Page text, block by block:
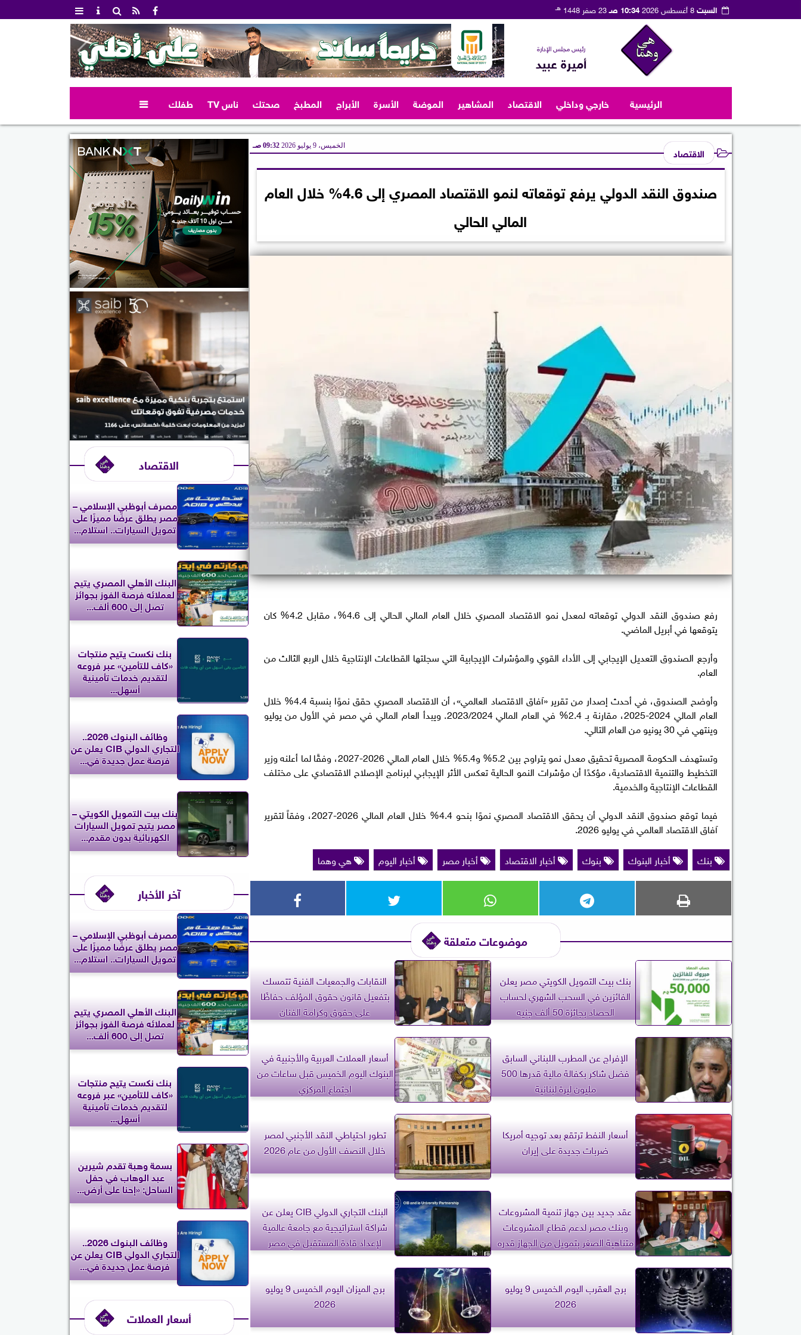
السبت8 أغسطس 2026 10:34 صـ 23 صفر 1448 هـ
رئيس مجلس الإدارة
أميرة عبيد
الرئيسية خارجي وداخلي الاقتصاد المشاهير الموضة الأسرة الأبراج المطبخ صحتك ناس TV طفلك 
الاقتصاد الخميس، 9 يوليو 2026 09:32 صـ
صندوق النقد الدولي يرفع توقعاته لنمو الاقتصاد المصري إلى 4.6% خلال العام
المالي الحالي
رفع صندوق النقد الدولي توقعاته لمعدل نمو الاقتصاد المصري خلال العام المالي الحالي إلى 4.6%، مقابل 4.2% كان
يتوقعها في أبريل الماضي.
وأرجع الصندوق التعديل الإيجابي إلى الأداء القوي والمؤشرات الإيجابية التي سجلتها القطاعات الإنتاجية خلال الربع الثالث من
العام.
وأوضح الصندوق، في أحدث إصدار من تقرير «آفاق الاقتصاد العالمي»، أن الاقتصاد المصري حقق نموًا بنسبة 4.4% خلال
العام المالي 2024-2025، مقارنة بـ 2.4% في العام المالي 2023/2024. ويبدأ العام المالي في مصر في الأول من يوليو
وينتهي في 30 يونيو من العام التالي.
وتستهدف الحكومة المصرية تحقيق معدل نمو يتراوح بين 5.2% و5.4% خلال العام المالي 2026-2027، وفقًا لما أعلنه وزير
التخطيط والتنمية الاقتصادية، مؤكدًا أن مؤشرات النمو الحالية تعكس الأثر الإيجابي لبرنامج الإصلاح الاقتصادي على مختلف
القطاعات الإنتاجية والخدمية.
فيما توقع صندوق النقد الدولي أن يحقق الاقتصاد المصري نموًا بنحو 4.4% خلال العام المالي 2026-2027، وفقاً لتقرير
آفاق الاقتصاد العالمي في يوليو 2026.
بنك
أخبار البنوك بنوك أخبار الاقتصاد أخبار مصر أخبار اليوم هي وهما
موضوعات متعلقة
بنك بيت التمويل الكويتي مصر يعلن
الفائزين في السحب الشهري لحساب
الحصاد بجائزة 50 ألف جنيه
النقابات والجمعيات الفنية تتمسك
بتفعيل قانون حقوق المؤلف حفاظًا
على حقوق وكرامة الفنان
الإفراج عن المطرب اللبناني السابق
فضل شاكر بكفالة مالية قدرها 500
مليون ليرة لبنانية
أسعار العملات العربية والأجنبية في
البنوك اليوم الخميس قبل ساعات من
اجتماع المركزي
أسعار النفط ترتقع بعد توجيه أمريكا
ضربات جديدة على إيران
تطور احتياطي النقد الأجنبي لمصر
خلال النصف الأول من عام 2026
عقد جديد بين جهاز تنمية المشروعات
وبنك مصر لدعم قطاع المشروعات
متناهية الصغر بتمويل من الجهاز قدره
البنك التجاري الدولي CIB يعلن عن
شراكة استراتيجية مع جامعة عالمية
لإعداد قادة المستقبل في مصر
برج العقرب اليوم الخميس 9 يوليو
2026
برج الميزان اليوم الخميس 9 يوليو
2026
الاقتصاد
مصرف أبوظبي الإسلامي –
مصر يطلق عرضًا مميزًا على
تمويل السيارات.. استلام...
البنك الأهلي المصري يتيح
لعملائه فرصة الفوز بجوائز
تصل إلى 600 ألف...
بنك نكست يتيح منتجات
«كاف للتأمين» عبر فروعه
لتقديم خدمات تأمينية
أسهل...
وظائف البنوك 2026..
التجاري الدولي CIB يعلن عن
فرصة عمل جديدة في...
بنك بيت التمويل الكويتي –
مصر يتيح تمويل السيارات
الكهربائية بدون مقدم...
آخر الأخبار
مصرف أبوظبي الإسلامي –
مصر يطلق عرضًا مميزًا على
تمويل السيارات.. استلام...
البنك الأهلي المصري يتيح
لعملائه فرصة الفوز بجوائز
تصل إلى 600 ألف...
بنك نكست يتيح منتجات
«كاف للتأمين» عبر فروعه
لتقديم خدمات تأمينية
أسهل...
بسمة وهبة تقدم شيرين
عبد الوهاب في حفل
الساحل: «إحنا على أرض...
وظائف البنوك 2026..
التجاري الدولي CIB يعلن عن
فرصة عمل جديدة في...
أسعار العملات